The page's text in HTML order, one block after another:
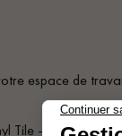
espace de
Tile - Dalle ou